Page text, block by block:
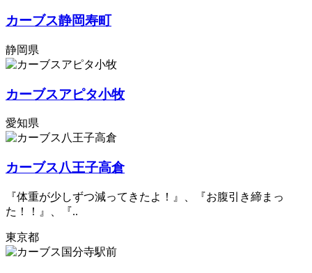
カーブス静岡寿町
静岡県
カーブスアピタ小牧
愛知県
カーブス八王子高倉
『体重が少しずつ減ってきたよ！』、『お腹引き締まっ
た！！』、『..
東京都